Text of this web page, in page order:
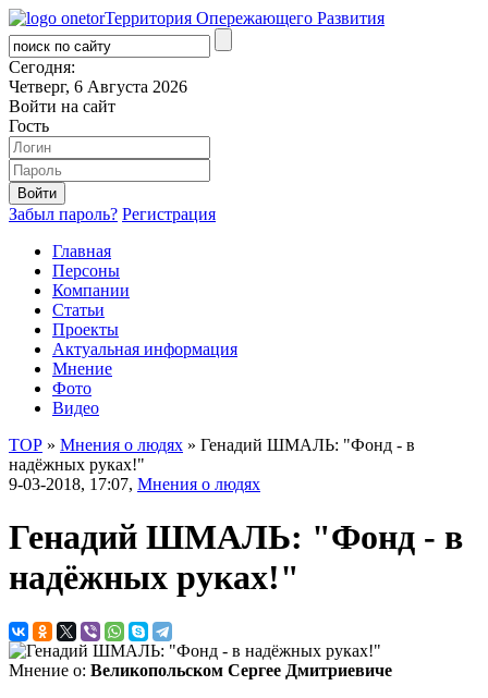
Территория Опережающего Развития
Сегодня:
Четверг, 6 Августа 2026
Войти на сайт
Гость
Забыл пароль? Регистрация
Главная
Персоны
Компании
Статьи
Проекты
Актуальная информация
Мнение
Фото
Видео
ТОР » Мнения о людях » Генадий ШМАЛЬ: "Фонд - в
надёжных руках!"
9-03-2018, 17:07, Мнения о людях
Генадий ШМАЛЬ: "Фонд - в
надёжных руках!"
Мнение о: Великопольском Сергее Дмитриевиче